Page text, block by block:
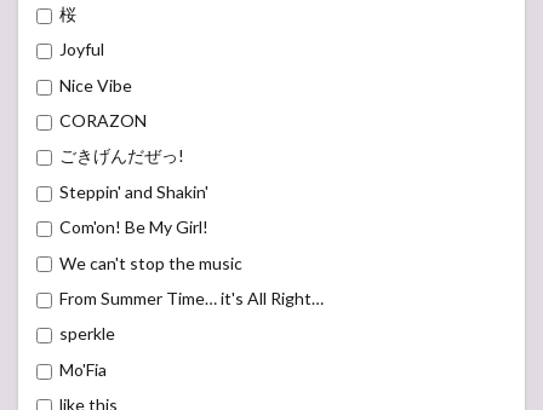
桜
Joyful
Nice Vibe
CORAZON
ごきげんだぜっ!
Steppin' and Shakin'
Com'on! Be My Girl!
We can't stop the music
From Summer Time… it's All Right…
sperkle
Mo'Fia
like this